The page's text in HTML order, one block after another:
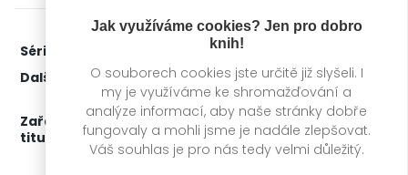
Jak využíváme cookies? Jen pro dobro
knih!
O souborech cookies jste určitě již slyšeli. I
my je využíváme ke shromažďování a
analýze informací, aby naše stránky dobře
fungovaly a mohli jsme je nadále zlepšovat.
Váš souhlas je pro nás tedy velmi důležitý.
Série: Rozdělené město
Další díly:
2.Ve stínu impéria
3.Magická citadela
Zařažení
titulu:
Kategorie >Česká a slovenská beletrie
Fantasy